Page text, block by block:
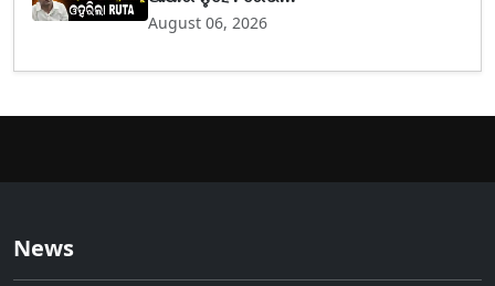
August 06, 2026
News